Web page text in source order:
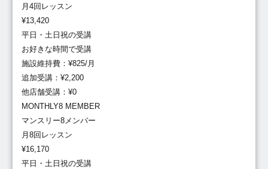
月4回レッスン
¥13,420
平日・土日祝の受講
お好きな時間で受講
施設維持費：¥825/月
追加受講：¥2,200
他店舗受講：¥0
MONTHLY8 MEMBER
マンスリー8メンバー
月8回レッスン
¥16,170
平日・土日祝の受講